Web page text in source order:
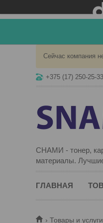
Сейчас компания
+375 (17) 250-25-33
СНАМИ - тонер,
материалы.
ГЛАВНАЯ
Товары и услуги